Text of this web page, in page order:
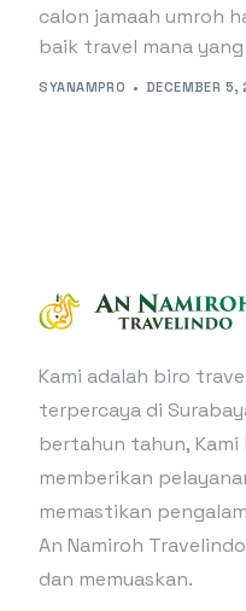
calon jamaah umroh
baik travel mana
SYANAMPRO DECEMBER 5,
Kami adalah biro
terpercaya di
bertahun tahun,
memberikan
memastikan
An Namiroh
dan memuaskan.